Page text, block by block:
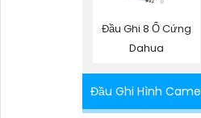
Đầu Ghi 8 Ổ Cứng
Dahua
Đầu Ghi Hình